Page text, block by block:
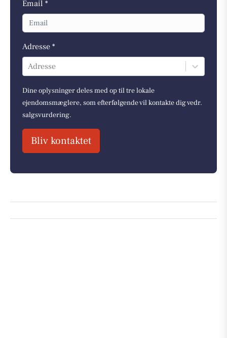
Email *
Adresse *
Adresse
Dine oplysninger deles med op til tre lokale
ejendomsmæglere, som efterfølgende vil kontakte dig vedr.
salgsvurdering.
Bliv kontaktet